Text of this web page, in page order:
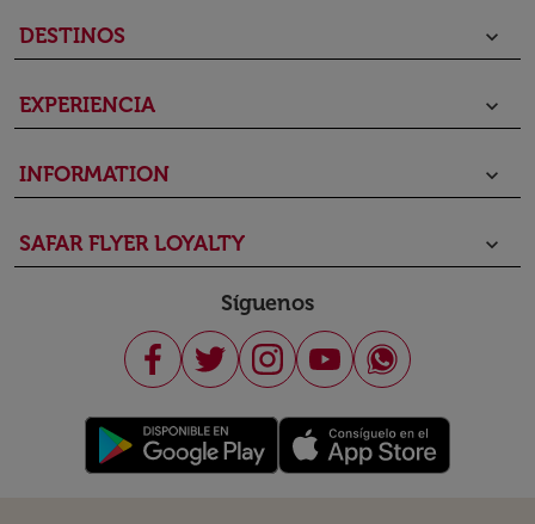
DESTINOS keyboard_arrow_down
EXPERIENCIA keyboard_arrow_down
INFORMATION keyboard_arrow_down
SAFAR FLYER LOYALTY keyboard_arrow_down
Síguenos